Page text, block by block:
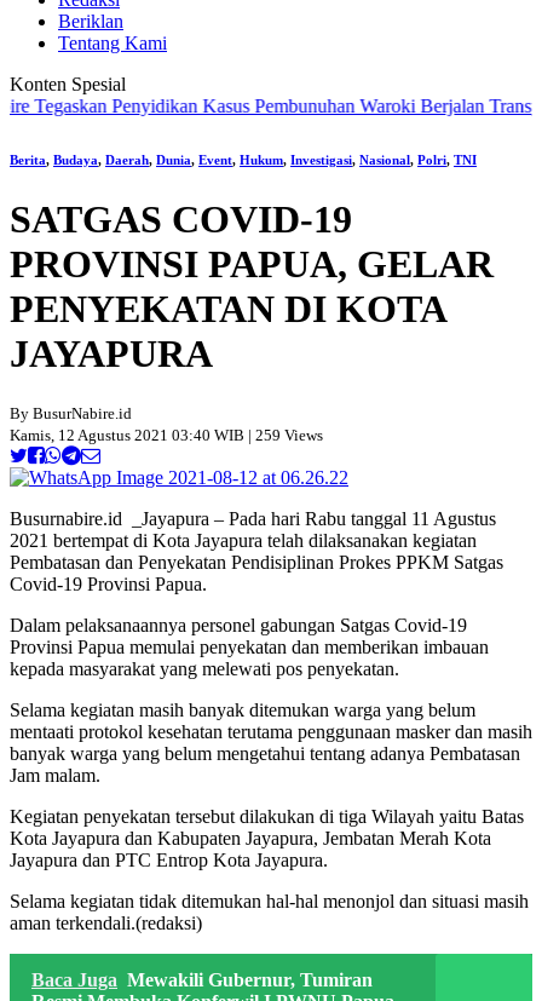
Beriklan
Tentang Kami
Konten Spesial
Penyidikan Kasus Pembunuhan Waroki Berjalan
Berita, Budaya, Daerah, Dunia, Event, Hukum, Investigasi, Nasional, Polri, TNI
SATGAS COVID-19
PROVINSI PAPUA, GELAR
PENYEKATAN DI KOTA
JAYAPURA
By BusurNabire.id
Kamis, 12 Agustus 2021 03:40 WIB | 259 Views
Busurnabire.id _Jayapura – Pada hari Rabu tanggal 11 Agustus
2021 bertempat di Kota Jayapura telah dilaksanakan kegiatan
Pembatasan dan Penyekatan Pendisiplinan Prokes PPKM Satgas
Covid-19 Provinsi Papua.
Dalam pelaksanaannya personel gabungan Satgas Covid-19
Provinsi Papua memulai penyekatan dan memberikan imbauan
kepada masyarakat yang melewati pos penyekatan.
Selama kegiatan masih banyak ditemukan warga yang belum
mentaati protokol kesehatan terutama penggunaan masker dan masih
banyak warga yang belum mengetahui tentang adanya Pembatasan
Jam malam.
Kegiatan penyekatan tersebut dilakukan di tiga Wilayah yaitu Batas
Kota Jayapura dan Kabupaten Jayapura, Jembatan Merah Kota
Jayapura dan PTC Entrop Kota Jayapura.
Selama kegiatan tidak ditemukan hal-hal menonjol dan situasi masih
aman terkendali.(redaksi)
Baca Juga Mewakili Gubernur, Tumiran